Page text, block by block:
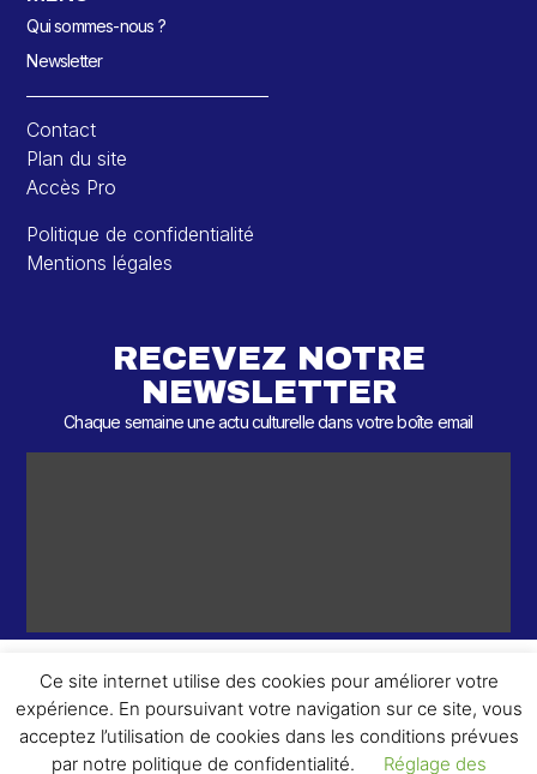
Qui sommes-nous ?
Newsletter
Contact
Plan du site
Accès Pro
Politique de confidentialité
Mentions légales
RECEVEZ NOTRE
NEWSLETTER
Chaque semaine une actu culturelle dans votre boîte email
© 2026 – 2 ème Round – Tous droits réservés.
Ce site internet utilise des cookies pour améliorer votre
expérience. En poursuivant votre navigation sur ce site, vous
acceptez l’utilisation de cookies dans les conditions prévues
par notre politique de confidentialité.
Réglage des